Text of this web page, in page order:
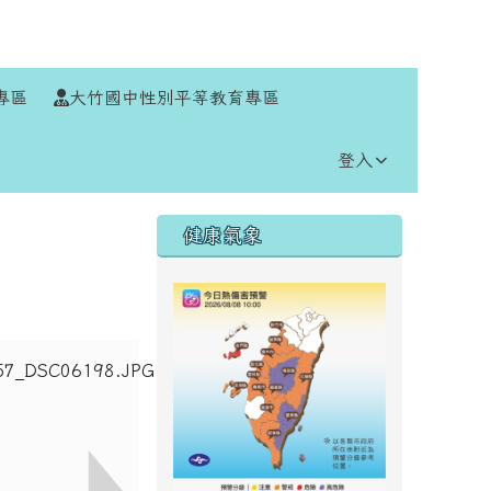
區 大竹國中性別平等教育專區
登入
右邊區域內容
健康氣象